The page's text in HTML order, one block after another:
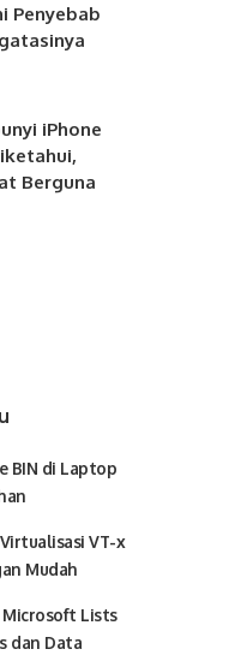
Penyebab
iPhone
Berguna
BIN di Laptop
VT-x
Mudah
Microsoft Lists
dan Data